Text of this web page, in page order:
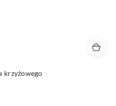
krzyżowego